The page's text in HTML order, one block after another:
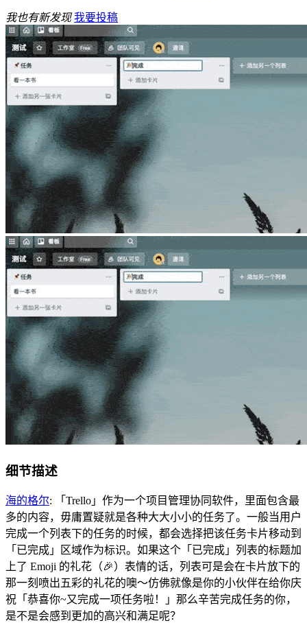
我也有新发现 我要投稿
细节描述
海的格尔: 「Trello」作为一个项目管理协同软件，里面包含最
多的内容，毋庸置疑就是各种大大小小的任务了。一般当用户
完成一个列表下的任务的时候，都会选择把该任务卡片移动到
「已完成」区域作为标识。如果这个「已完成」列表的标题加
上了 Emoji 的礼花（🎉）表情的话，列表可是会在卡片放下的
那一刻喷出五彩的礼花的噢～仿佛就像是你的小伙伴在给你庆
祝「恭喜你~又完成一项任务啦！」那么辛苦完成任务的你，
是不是会感到更加的高兴和满足呢？